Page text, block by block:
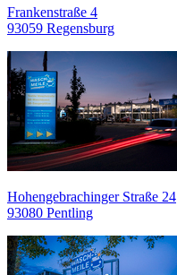
Frankenstraße 4
93059 Regensburg
Hohengebrachinger Straße 24
93080 Pentling